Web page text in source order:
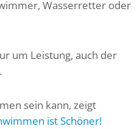
Wasserretter oder
um Leistung, auch der
sein kann, zeigt
ist Schöner!